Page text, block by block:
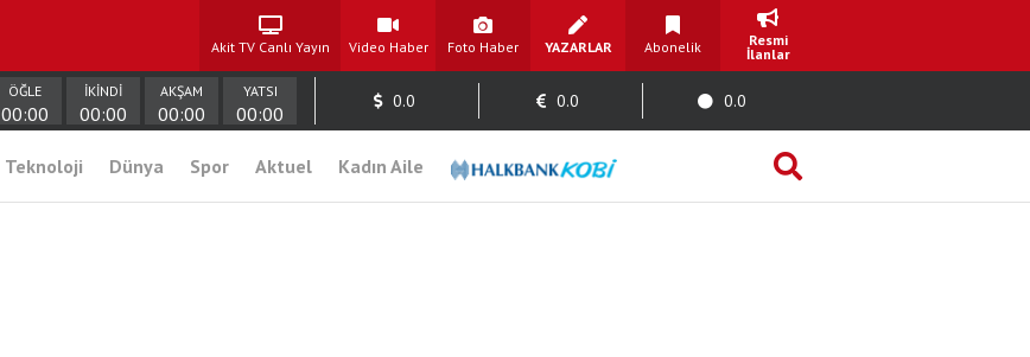
Akit TV Canlı Yayın Video Haber Foto Haber YAZARLAR Abonelik
Resmi
İlanlar
ÖĞLE
00:00
İKİNDİ
00:00
AKŞAM
00:00
YATSI
00:00
0.0 0.0 0.0
Teknoloji Dünya Spor Aktuel Kadın Aile